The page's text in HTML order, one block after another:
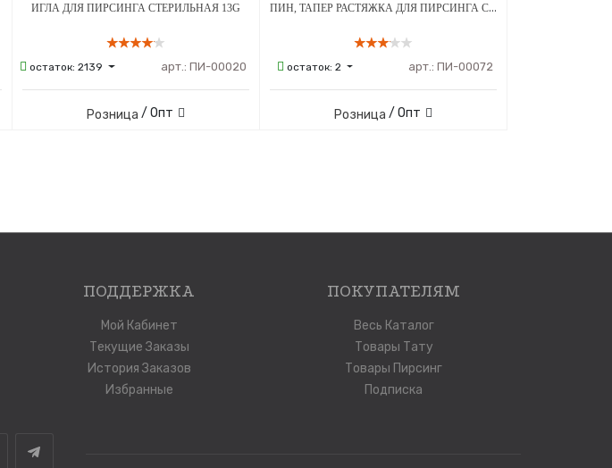
ИГЛА ДЛЯ ПИРСИНГА СТЕРИЛЬНАЯ 13G
остаток:2139 арт.: ПИ-00020
Розница / Опт
ПИН, ТАПЕР РАСТЯЖКА ДЛЯ ПИРСИНГА С БЕЗРЕЗЬБОВОЙ 1,2 ММ - 25 ММ ТИТАН
остаток:2 арт.: ПИ-00072
Розница / Опт
ПОДДЕРЖКА
Мой Кабинет
Текущие Заказы
История Заказов
Избранные
ПОКУПАТЕЛЯМ
Весь Каталог
Товары Тату
Товары Пирсинг
Подписка